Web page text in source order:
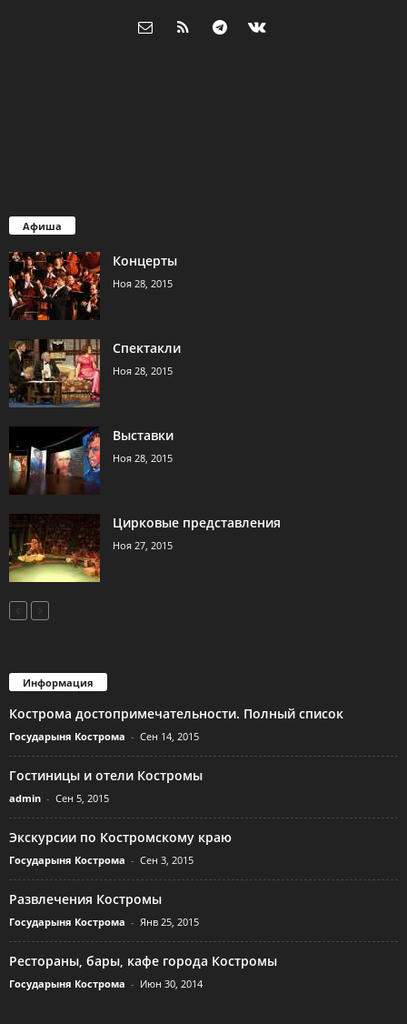
Афиша
Концерты
Ноя 28, 2015
Спектакли
Ноя 28, 2015
Выставки
Ноя 28, 2015
Цирковые представления
Ноя 27, 2015
Информация
Кострома достопримечательности. Полный список
Государыня Кострома - Сен 14, 2015
Гостиницы и отели Костромы
admin - Сен 5, 2015
Экскурсии по Костромскому краю
Государыня Кострома - Сен 3, 2015
Развлечения Костромы
Государыня Кострома - Янв 25, 2015
Рестораны, бары, кафе города Костромы
Государыня Кострома - Июн 30, 2014